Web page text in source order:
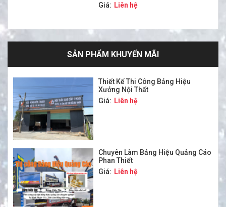
Giá: Liên hệ
SẢN PHẨM KHUYẾN MÃI
Thiết Kế Thi Công Bảng Hiệu
Xưởng Nội Thất
Giá: Liên hệ
Chuyên Làm Bảng Hiệu Quảng Cáo
Phan Thiết
Giá: Liên hệ